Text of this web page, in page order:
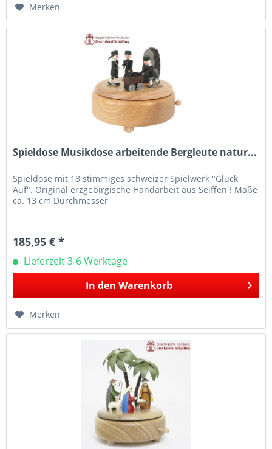
Merken
Spieldose Musikdose arbeitende Bergleute natur...
Spieldose mit 18 stimmiges schweizer Spielwerk "Glück
Auf". Original erzgebirgische Handarbeit aus Seiffen ! Maße
ca. 13 cm Durchmesser
185,95 € *
Lieferzeit 3-6 Werktage
In den Warenkorb
Merken